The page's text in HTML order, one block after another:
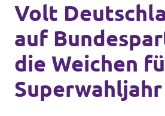
Volt in deinem Bundesland
Volt Deutschland
Programm
Über Volt
Volt
auf
die Weichen
Superwahljahr